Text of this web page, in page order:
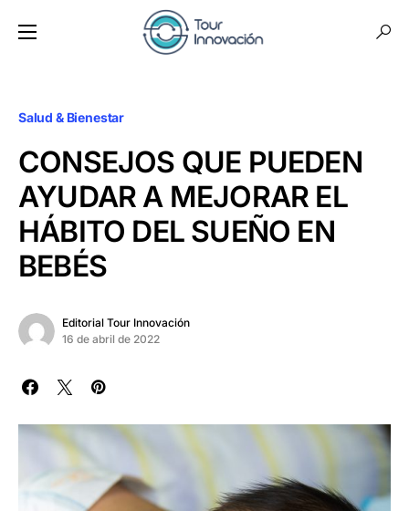
Salud & Bienestar
CONSEJOS QUE PUEDEN
AYUDAR A MEJORAR EL
HÁBITO DEL SUEÑO EN
BEBÉS
Editorial Tour Innovación
16 de abril de 2022